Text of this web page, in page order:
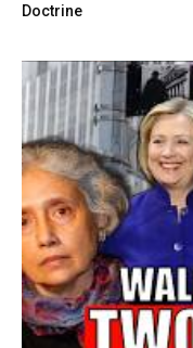
Doctrine